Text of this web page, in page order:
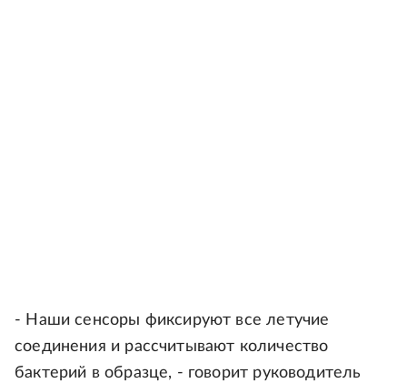
- Наши сенсоры фиксируют все летучие
соединения и рассчитывают количество
бактерий в образце, - говорит руководитель